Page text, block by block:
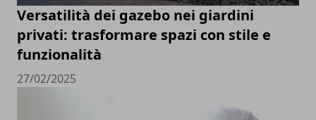
Versatilità dei gazebo nei giardini
privati: trasformare spazi con stile e
funzionalità
27/02/2025